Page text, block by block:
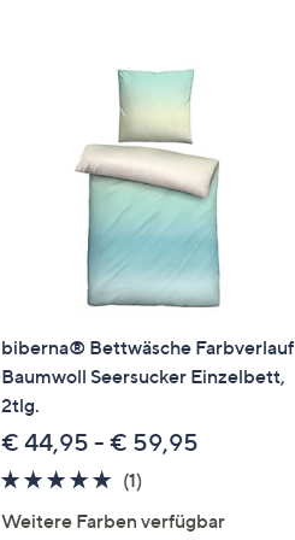
anzuzeigen.
biberna® Bettwäsche Farbverlauf
Baumwoll Seersucker Einzelbett,
2tlg.
€ 44,95 - € 59,95
5.0
(1)1
Weitere Farben verfügbar